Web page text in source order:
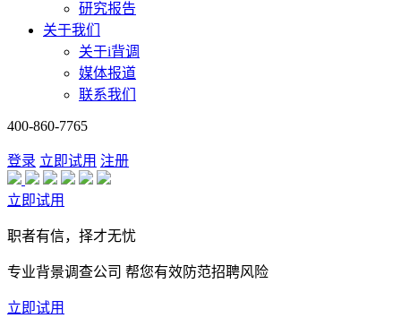
研究报告
关于我们
关于i背调
媒体报道
联系我们
400-860-7765
登录 立即试用 注册
立即试用
职者有信，择才无忧
专业背景调查公司 帮您有效防范招聘风险
立即试用